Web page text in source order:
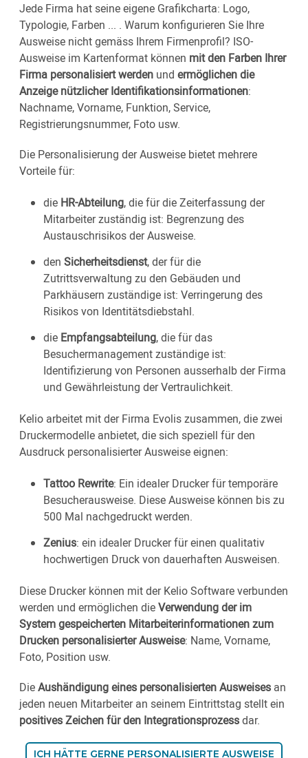
Jede Firma hat seine eigene Grafikcharta: Logo,
Typologie, Farben ... . Warum konfigurieren Sie Ihre
Ausweise nicht gemäss Ihrem Firmenprofil? ISO-
Ausweise im Kartenformat können mit den Farben Ihrer
Firma personalisiert werden und ermöglichen die
Anzeige nützlicher Identifikationsinformationen:
Nachname, Vorname, Funktion, Service,
Registrierungsnummer, Foto usw.
Die Personalisierung der Ausweise bietet mehrere
Vorteile für:
die HR-Abteilung, die für die Zeiterfassung der
Mitarbeiter zuständig ist: Begrenzung des
Austauschrisikos der Ausweise.
den Sicherheitsdienst, der für die
Zutrittsverwaltung zu den Gebäuden und
Parkhäusern zuständige ist: Verringerung des
Risikos von Identitätsdiebstahl.
die Empfangsabteilung, die für das
Besuchermanagement zuständige ist:
Identifizierung von Personen ausserhalb der Firma
und Gewährleistung der Vertraulichkeit.
Kelio arbeitet mit der Firma Evolis zusammen, die zwei
Druckermodelle anbietet, die sich speziell für den
Ausdruck personalisierter Ausweise eignen:
Tattoo Rewrite: Ein idealer Drucker für temporäre
Besucherausweise. Diese Ausweise können bis zu
500 Mal nachgedruckt werden.
Zenius: ein idealer Drucker für einen qualitativ
hochwertigen Druck von dauerhaften Ausweisen.
Diese Drucker können mit der Kelio Software verbunden
werden und ermöglichen dieVerwendung der im
System gespeicherten Mitarbeiterinformationen zum
Drucken personalisierter Ausweise: Name, Vorname,
Foto, Position usw.
DieAushändigung eines personalisierten Ausweises an
jeden neuen Mitarbeiter an seinem Eintrittstag stellt ein
positives Zeichen für den Integrationsprozessdar.
ICH HÄTTE GERNE PERSONALISIERTE AUSWEISE